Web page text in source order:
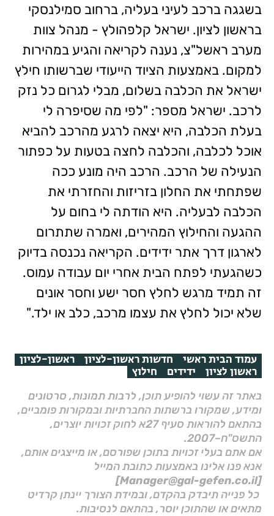
בשגגה ברכב לעיני בעליה, ברחוב סמילנסקי
בראשון לציון. ישראל קלפהולץ - מנהל צוות
מערב ראשל"צ, נענה לקריאה והגיע במהירות
למקום. באמצעות הציוד הייעודי שברשותו חילץ
ישראל את הכלבה בשלום, מבלי לגרום כל נזק
לרכב. ישראל מספר: "לפי מה שסיפרה לי
בעלת הכלבה, היא יצאה לרגע מהרכב להביא
אוכל לכלבה, והכלבה לחצה בטעות על כפתור
הנעילה של הרכב. הרכב היה מונע ככה
שפתחתי את החלון בזריזות והחזרתי את
הכלבה לבעליה. היא הודתה לי בחום על
ההגעה והחילוץ המהירים, ואמרה שתתרום
לארגון דרך אתר ידידים. הקריאה נכנסה בדיוק
כשהגעתי לפתח הבית אחרי יום עבודה עמוס.
זה תמיד מרגש לחלץ חסר ישע וחסר אונים
שלא יכול לחלץ את עצמו מרכב, כלב או ילד."
עמוד הבית ראשי חדשות ראשון-לציון ראשון-לציון
ראשון לציון ידידים חילוץ
באתר זה עשוי להופיע תוכן, לרבות תמונות, סרטונים
ומידע, שמקורו ברשתות החברתיות ובמקורות פומביים,
בהתאם להוראות סעיף 27א לחוק זכויות יוצרים,
התשס"ח–2007.
אם אתם בעלי זכויות בתוכן שפורסם, או מייצגים אותם,
אנא פנו אלינו באמצעות כתובת המייל
[Manager@gal-gefen.co.il]
כל פנייה תיבדק בהקדם, ובמידת הצורך יינתן קרדיט
מתאים או שהתוכן יוסר, בהתאם לנסיבות.